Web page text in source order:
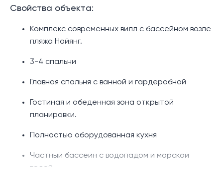
Свойства объекта:
Комплекс современных вилл с бассейном возле
пляжа Найянг.
3-4 спальни
Главная спальня с ванной и гардеробной
Гостиная и обеденная зона открытой
планировки.
Полностью оборудованная кухня
Частный бассейн с водопадом и морской
водой.